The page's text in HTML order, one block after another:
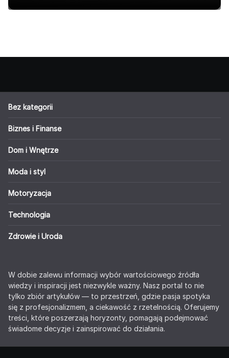
Bez kategorii
Biznes i Finanse
Dom i Wnętrze
Moda i styl
Motoryzacja
Technologia
Zdrowie i Uroda
W dobie zalewu informacji wybór wartościowego źródła
wiedzy i inspiracji jest niezwykle ważny. Nasz portal to nie
tylko zbiór artykułów — to przestrzeń, gdzie pasja spotyka
się z profesjonalizmem, a ciekawość z rzetelnością. Oferujemy
treści, które poszerzają horyzonty, pomagają podejmować
świadome decyzje i zainspirować do działania.